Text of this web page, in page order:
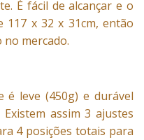
É fácil de alcançar e o
x 32 x 31cm, então
no mercado.
é leve (450g) e durável
assim 3 ajustes
4 posições totais para